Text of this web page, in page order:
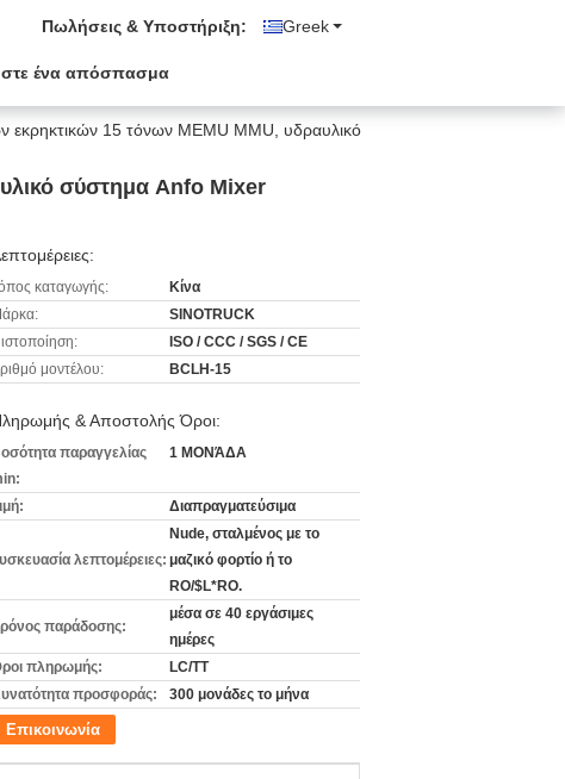
Greek
Πωλήσεις & Υποστήριξη:
ένα απόσπασμα
εκρηκτικών 15 τόνων MEMU MMU, υδραυλικό
σύστημα Anfo Mixer
καταγωγής:
Κίνα
SINOTRUCK
ISO / CCC / SGS / CE
μοντέλου:
BCLH-15
& Αποστολής Όροι:
παραγγελίας
1 ΜΟΝΆΔΑ
Διαπραγματεύσιμα
λεπτομέρειες:
Nude, σταλμένος με το
μαζικό φορτίο ή το
RO/$L*RO.
παράδοσης:
μέσα σε 40 εργάσιμες
ημέρες
πληρωμής:
LC/TT
προσφοράς:
300 μονάδες το μήνα
Επικοινωνία